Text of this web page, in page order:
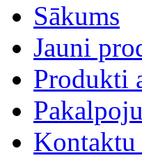
Sākums
Jauni
Produkti